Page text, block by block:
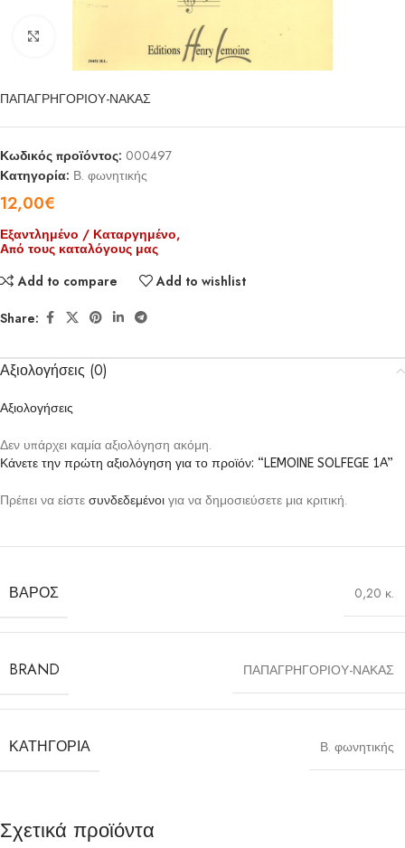
ΠΑΠΑΓΡΗΓΟΡΙΟΥ-ΝΑΚΑΣ
Κωδικός προϊόντος: 000497
Κατηγορία: Β. φωνητικής
12,00€
Εξαντλημένο / Καταργημένο,
Από τους καταλόγους μας
Add to compare
Add to wishlist
Share:
Αξιολογήσεις (0)
Αξιολογήσεις
Δεν υπάρχει καμία αξιολόγηση ακόμη.
Κάνετε την πρώτη αξιολόγηση για το προϊόν: “LEMOINE SOLFEGE 1A”
Πρέπει να είστε συνδεδεμένοι για να δημοσιεύσετε μια κριτική.
ΒΆΡΟΣ 0,20 κ.
BRAND ΠΑΠΑΓΡΗΓΟΡΙΟΥ-ΝΑΚΑΣ
ΚΑΤΗΓΟΡΊΑ Β. φωνητικής
Σχετικά προϊόντα